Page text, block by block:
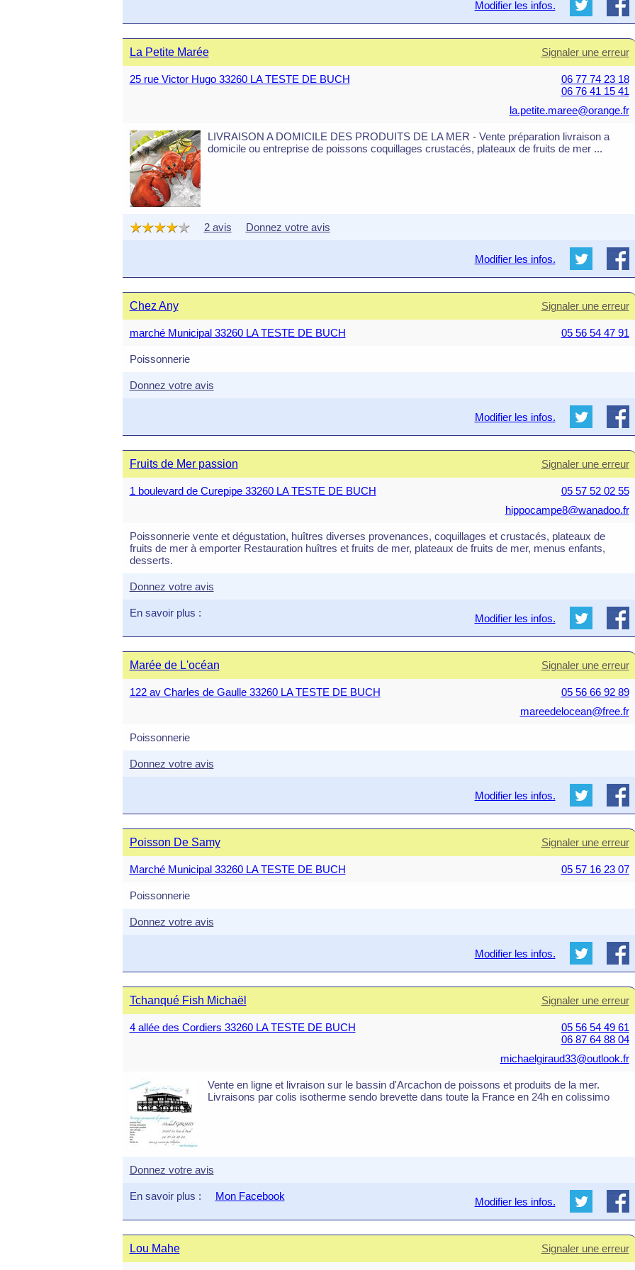
Modifier les infos.
La Petite Marée Signaler une erreur
25 rue Victor Hugo 33260 LA TESTE DE BUCH
06 77 74 23 18
06 76 41 15 41
la.petite.maree@orange.fr
LIVRAISON A DOMICILE DES PRODUITS DE LA MER - Vente préparation livraison a
domicile ou entreprise de poissons coquillages crustacés, plateaux de fruits de mer ...
2 avis Donnez votre avis
Modifier les infos.
Chez Any Signaler une erreur
marché Municipal 33260 LA TESTE DE BUCH 05 56 54 47 91
Poissonnerie
Donnez votre avis
Modifier les infos.
Fruits de Mer passion Signaler une erreur
1 boulevard de Curepipe 33260 LA TESTE DE BUCH
05 57 52 02 55
hippocampe8@wanadoo.fr
Poissonnerie vente et dégustation, huîtres diverses provenances, coquillages et crustacés, plateaux de
fruits de mer à emporter Restauration huîtres et fruits de mer, plateaux de fruits de mer, menus enfants,
desserts.
Donnez votre avis
En savoir plus : Modifier les infos.
Marée de L'océan Signaler une erreur
122 av Charles de Gaulle 33260 LA TESTE DE BUCH
05 56 66 92 89
mareedelocean@free.fr
Poissonnerie
Donnez votre avis
Modifier les infos.
Poisson De Samy Signaler une erreur
Marché Municipal 33260 LA TESTE DE BUCH 05 57 16 23 07
Poissonnerie
Donnez votre avis
Modifier les infos.
Tchanqué Fish Michaël Signaler une erreur
4 allée des Cordiers 33260 LA TESTE DE BUCH
05 56 54 49 61
06 87 64 88 04
michaelgiraud33@outlook.fr
Vente en ligne et livraison sur le bassin d'Arcachon de poissons et produits de la mer.
Livraisons par colis isotherme sendo brevette dans toute la France en 24h en colissimo
Donnez votre avis
En savoir plus : Mon Facebook Modifier les infos.
Lou Mahe Signaler une erreur